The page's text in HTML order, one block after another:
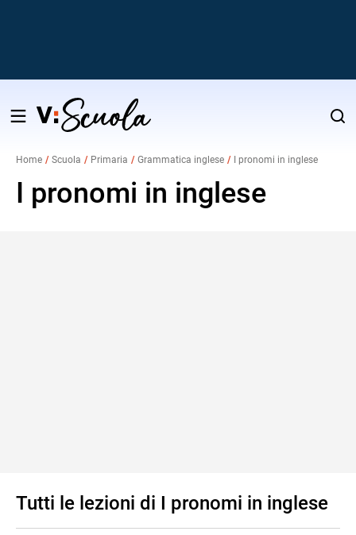
Salta
contenuto
Home Scuola Primaria Grammatica inglese I pronomi in inglese
I pronomi in inglese
Tutti le lezioni di I pronomi in inglese